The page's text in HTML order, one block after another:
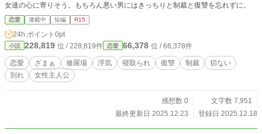
女達の心に寄りそう。もちろん悪い男にはきっちりと制裁と復讐を忘れずに。
恋愛 連載中 短編 R15
24h.ポイント 0pt
小説 228,819 位 / 228,819件 恋愛 66,378 位 / 66,378件
恋愛 ざまぁ 修羅場 浮気 寝取られ 復讐 制裁
切ない
別れ
女性主人公
感想数 0
文字数 7,951
最終更新日 2025.12.23
登録日 2025.12.18